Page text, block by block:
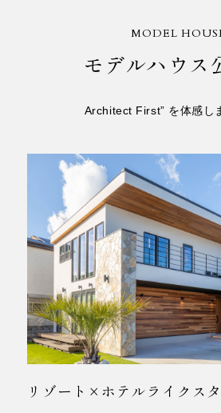
MODEL
モデルハウス
Architect First” を体感し
リゾート×ホテルライクス